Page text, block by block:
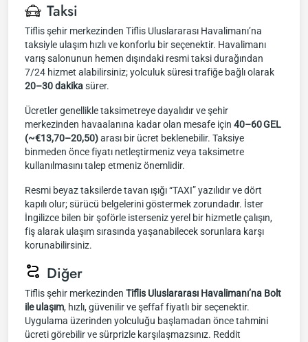
Taksi
Tiflis şehir merkezinden Tiflis Uluslararası Havalimanı’na
taksiyle ulaşım hızlı ve konforlu bir seçenektir. Havalimanı
varış salonunun hemen dışındaki resmi taksi durağından
7/24 hizmet alabilirsiniz; yolculuk süresi trafiğe bağlı olarak
20–30 dakikasürer.
Ücretler genellikle taksimetreye dayalıdır ve şehir
merkezinden havaalanına kadar olan mesafe için 40–60 GEL
(~€13,70–20,50)arası bir ücret beklenebilir. Taksiye
binmeden önce fiyatı netleştirmeniz veya taksimetre
kullanılmasını talep etmeniz önemlidir.
Resmi beyaz taksilerde tavan ışığı “TAXI” yazılıdır ve dört
kapılı olur; sürücü belgelerini göstermek zorundadır. İster
İngilizce bilen bir şoförle isterseniz yerel bir hizmetle çalışın,
fiş alarak ulaşım sırasında yaşanabilecek sorunlara karşı
korunabilirsiniz.
Diğer
Tiflis şehir merkezinden Tiflis Uluslararası Havalimanı’na Bolt
ile ulaşım, hızlı, güvenilir ve şeffaf fiyatlı bir seçenektir.
Uygulama üzerinden yolculuğu başlamadan önce tahmini
ücreti görebilir ve sürprizle karşılaşmazsınız. Reddit